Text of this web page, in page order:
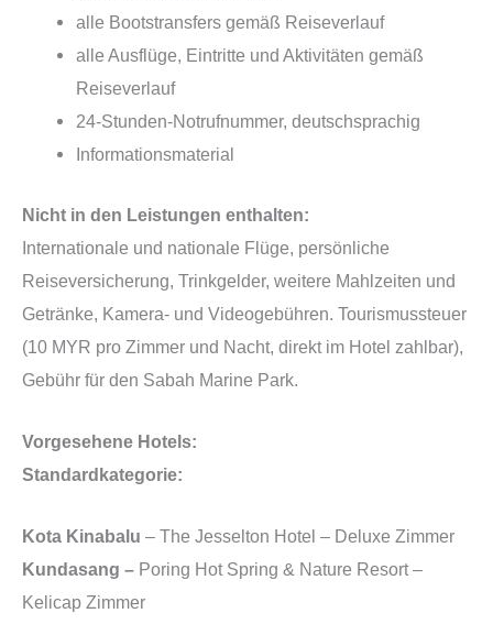
alle Bootstransfers gemäß Reiseverlauf
alle Ausflüge, Eintritte und Aktivitäten gemäß
Reiseverlauf
24-Stunden-Notrufnummer, deutschsprachig
Informationsmaterial
Nicht in den Leistungen enthalten:
Internationale und nationale Flüge, persönliche
Reiseversicherung, Trinkgelder, weitere Mahlzeiten und
Getränke, Kamera- und Videogebühren. Tourismussteuer
(10 MYR pro Zimmer und Nacht, direkt im Hotel zahlbar),
Gebühr für den Sabah Marine Park.
Vorgesehene Hotels:
Standardkategorie:
Kota Kinabalu – The Jesselton Hotel – Deluxe Zimmer
Kundasang – Poring Hot Spring & Nature Resort –
Kelicap Zimmer